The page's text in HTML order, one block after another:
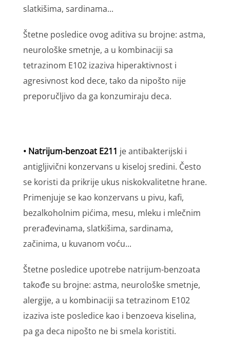
slatkišima, sardinama...
Štetne posledice ovog aditiva su brojne: astma,
neurološke smetnje, a u kombinaciji sa
tetrazinom E102 izaziva hiperaktivnost i
agresivnost kod dece, tako da nipošto nije
preporučljivo da ga konzumiraju deca.
• Natrijum-benzoat E211 je antibakterijski i
antigljivični konzervans u kiseloj sredini. Često
se koristi da prikrije ukus niskokvalitetne hrane.
Primenjuje se kao konzervans u pivu, kafi,
bezalkoholnim pićima, mesu, mleku i mlečnim
prerađevinama, slatkišima, sardinama,
začinima, u kuvanom voću...
Štetne posledice upotrebe natrijum-benzoata
takođe su brojne: astma, neurološke smetnje,
alergije, a u kombinaciji sa tetrazinom E102
izaziva iste posledice kao i benzoeva kiselina,
pa ga deca nipošto ne bi smela koristiti.